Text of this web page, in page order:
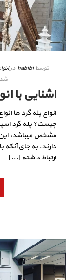
توسط habibi در
اشنایی با
انواع پله گرد ها
چیست؟ پله گرد
مشخص میباشد، این
دارند. به جای
ارتباط داشته [...]